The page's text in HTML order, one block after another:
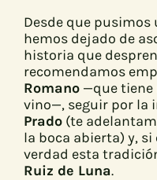
Desde que pusimos
hemos dejado de
historia que
recomendamos
Romano —que tiene
vino—, seguir por la
Prado (te
la boca abierta) y,
verdad esta
Ruiz de Luna.